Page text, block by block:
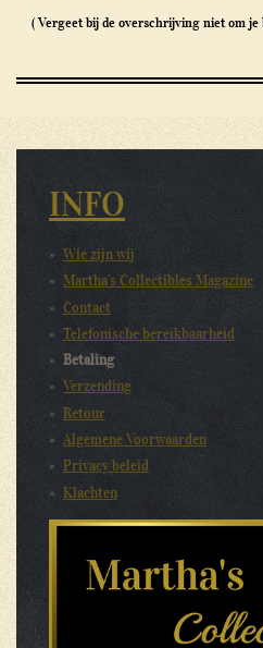
( Vergeet bij de overschrijving niet om
INFO
Wie zijn wij
Martha's Collectibles Magazine
Contact
Telefonische bereikbaarheid
Betaling
Verzending
Retour
Algemene Voorwaarden
Privacy beleid
Klachten